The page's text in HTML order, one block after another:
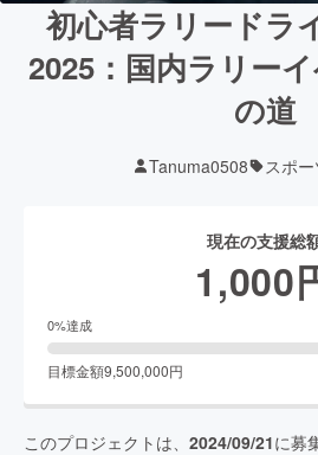
初心者ラリードラ
2025：国内ラリー
の道
Tanuma0508 スポ
現在の支援総
1,000
0%達成
目標金額9,500,000円
このプロジェクトは、 2024/09/21に募